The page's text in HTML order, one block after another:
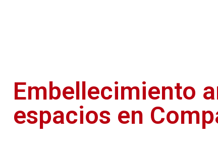
Embellecimiento
espacios en